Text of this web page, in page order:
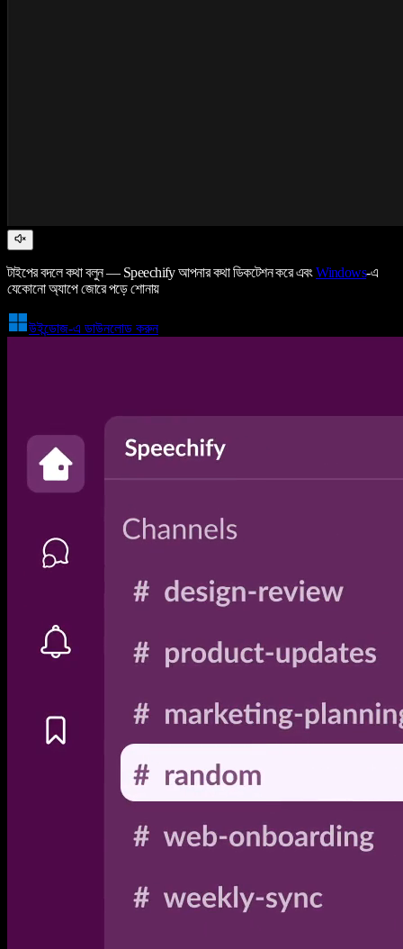
টাইপের বদলে কথা বলুন — Speechify আপনার কথা ডিকটেশন করে এবংWindows-এ
যেকোনো অ্যাপে জোরে পড়ে শোনায়
উইন্ডোজ-এ ডাউনলোড করুন